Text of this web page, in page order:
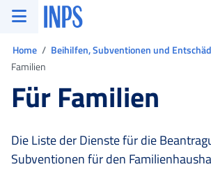
Zum Hauptmenü
Zum Hauptinhalt springen
Zu der Fußzeile
INPS ()
Home Beihilfen, Subventionen und
Familien
Für Familien
Die Liste der Dienste für die
Subventionen für den